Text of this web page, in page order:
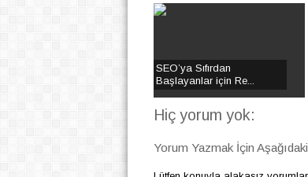
SEO’ya Sıfırdan
Başlayanlar için Re...
Hiç yorum yok:
Yorum Yazmak İçin